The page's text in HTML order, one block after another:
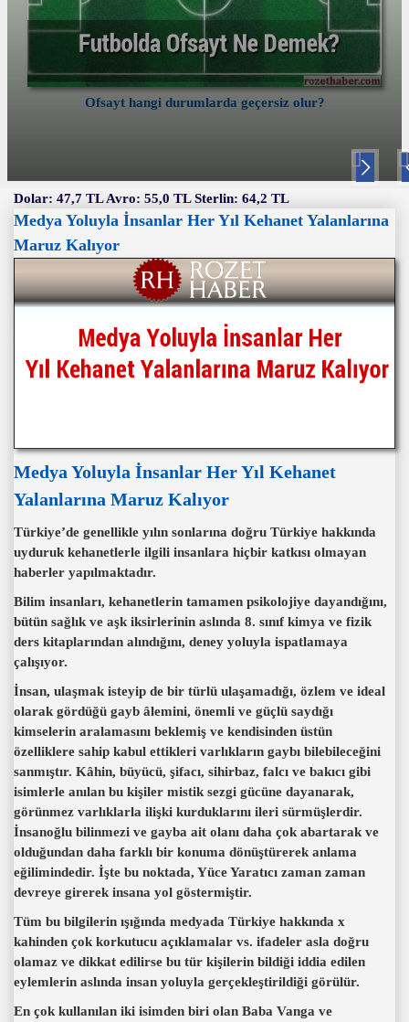
Ofsayt hangi durumlarda geçersiz olur?
Nex
Dolar: 47,7 TL Avro: 55,0 TL Sterlin: 64,2 TL
Medya Yoluyla İnsanlar Her Yıl Kehanet Yalanlarına
Maruz Kalıyor
Medya Yoluyla İnsanlar Her Yıl Kehanet
Yalanlarına Maruz Kalıyor
Türkiye’de genellikle yılın sonlarına doğru Türkiye hakkında
uyduruk kehanetlerle ilgili insanlara hiçbir katkısı olmayan
haberler yapılmaktadır.
Bilim insanları, kehanetlerin tamamen psikolojiye dayandığını,
bütün sağlık ve aşk iksirlerinin aslında 8. sınıf kimya ve fizik
ders kitaplarından alındığını, deney yoluyla ispatlamaya
çalışıyor.
İnsan, ulaşmak isteyip de bir türlü ulaşamadığı, özlem ve ideal
olarak gördüğü gayb âlemini, önemli ve güçlü saydığı
kimselerin aralamasını beklemiş ve kendisinden üstün
özelliklere sahip kabul ettikleri varlıkların gaybı bilebileceğini
sanmıştır. Kâhin, büyücü, şifacı, sihirbaz, falcı ve bakıcı gibi
isimlerle anılan bu kişiler mistik sezgi gücüne dayanarak,
görünmez varlıklarla ilişki kurduklarını ileri sürmüşlerdir.
İnsanoğlu bilinmezi ve gayba ait olanı daha çok abartarak ve
olduğundan daha farklı bir konuma dönüştürerek anlama
eğilimindedir. İşte bu noktada, Yüce Yaratıcı zaman zaman
devreye girerek insana yol göstermiştir.
Tüm bu bilgilerin ışığında medyada Türkiye hakkında x
kahinden çok korkutucu açıklamalar vs. ifadeler asla doğru
olamaz ve dikkat edilirse bu tür kişilerin bildiği iddia edilen
eylemlerin aslında insan yoluyla gerçekleştirildiği görülür.
En çok kullanılan iki isimden biri olan Baba Vanga ve